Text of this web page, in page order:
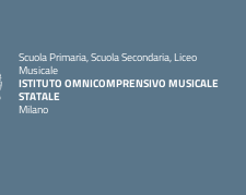
Scuola Primaria, Scuola Secondaria, Liceo
Musicale
ISTITUTO OMNICOMPRENSIVO MUSICALE
STATALE
Milano